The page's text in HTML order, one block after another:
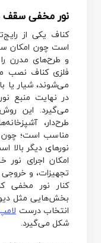
نور مخفی سقف
کناف یکی از
است چون امکان
و طرح‌های مدرن
فلزی کناف نصب
می‌شوند، شیار
در نهایت منبع
می‌گیرد. این
طرح‌دار،
مناسب است؛ چون
نورهای دیگر بالا
امکان اجرای
تجهیزات، و
کنار نور مخفی
انتخاب درست
شکل می‌گیرد.